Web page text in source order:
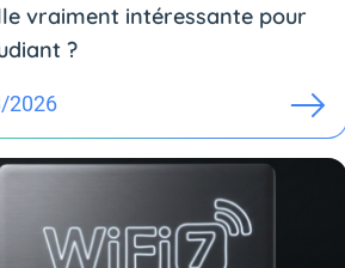
vraiment intéressante pour
?
2026